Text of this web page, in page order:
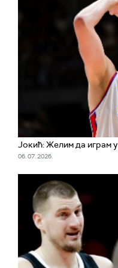
Јокић: Желим да играм
06. 07. 2026.